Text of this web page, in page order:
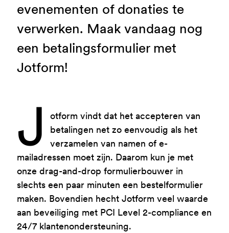
evenementen of donaties te
verwerken. Maak vandaag nog
een betalingsformulier met
Jotform!
J
otform vindt dat het accepteren van
betalingen net zo eenvoudig als het
verzamelen van namen of e-
mailadressen moet zijn. Daarom kun je met
onze drag-and-drop formulierbouwer in
slechts een paar minuten een bestelformulier
maken. Bovendien hecht Jotform veel waarde
aan beveiliging met PCI Level 2-compliance en
24/7 klantenondersteuning.